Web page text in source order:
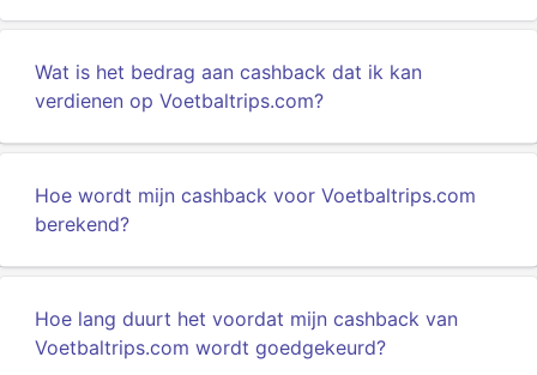
Wat is het bedrag aan cashback dat ik kan
verdienen op Voetbaltrips.com?
Hoe wordt mijn cashback voor Voetbaltrips.com
berekend?
Hoe lang duurt het voordat mijn cashback van
Voetbaltrips.com wordt goedgekeurd?